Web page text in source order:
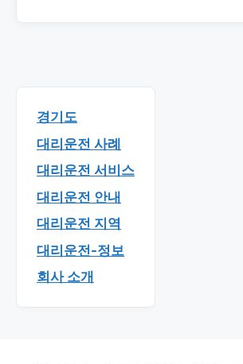
경기도
대리운전 사례
대리운전 서비스
대리운전 안내
대리운전 지역
대리운전-정보
회사 소개